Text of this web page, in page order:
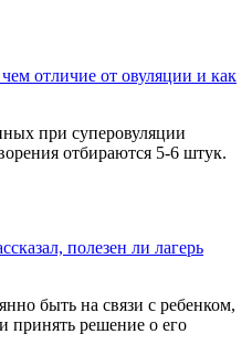
отличие от овуляции и как
при суперовуляции
отбираются 5-6 штук.
полезен ли лагерь
быть на связи с ребенком,
принять решение о его